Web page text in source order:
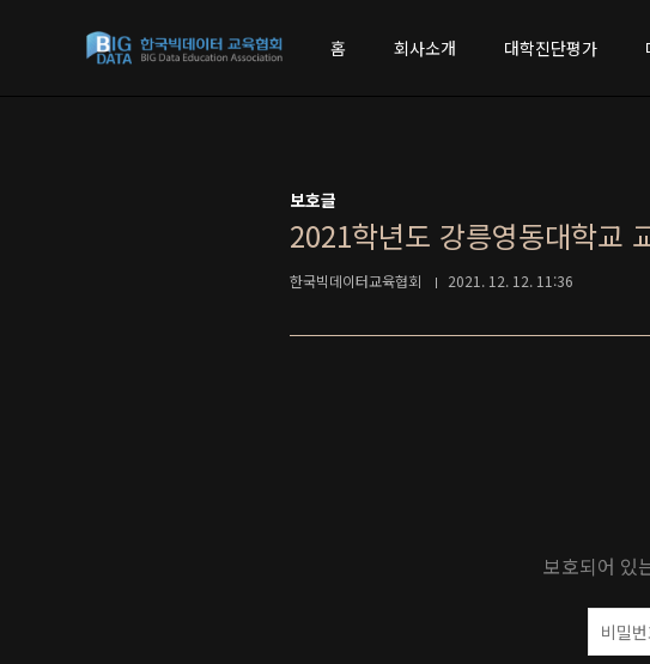
홈
회사소개 대학진단평가
보호글
2021학년도 강릉영동대학교
한국빅데이터교육협회 2021. 12. 12. 11:36
보호되어 있